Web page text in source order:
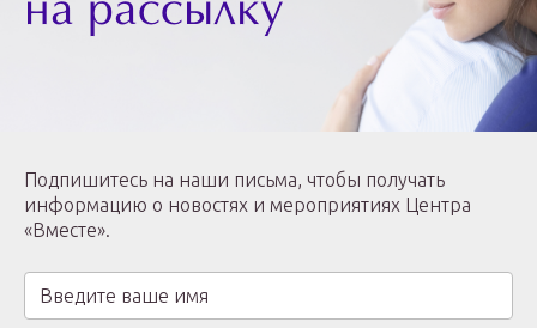
на рассылку
Подпишитесь на наши письма, чтобы получать
информацию о новостях и мероприятиях Центра
«Вместе».